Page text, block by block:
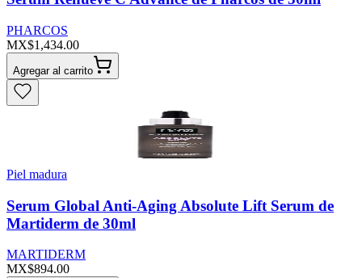
PHARCOS
MX$1,434.00
Agregar al carrito
Piel madura
Serum Global Anti-Aging Absolute Lift Serum de
Martiderm de 30ml
MARTIDERM
MX$894.00